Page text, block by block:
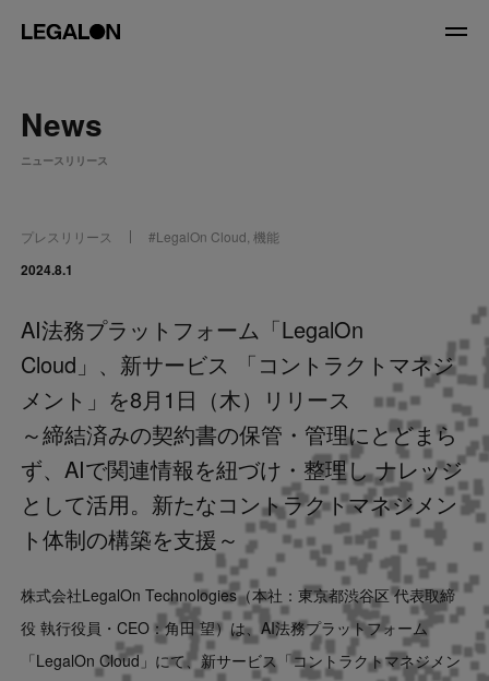
About
Service
News
Recruit
LegalOn Now
Contact
US website
News
ニュースリリース
プレスリリース #LegalOn Cloud ,機能
2024.8.1
AI法務プラットフォーム「LegalOn
Cloud」、新サービス 「コントラクトマネジ
メント」を8月1日（木）リリース
～締結済みの契約書の保管・管理にとどまら
ず、AIで関連情報を紐づけ・整理し ナレッジ
として活用。新たなコントラクトマネジメン
ト体制の構築を支援～
株式会社LegalOn Technologies（本社：東京都渋谷区 代表取締
役 執行役員・CEO：角田 望）は、AI法務プラットフォーム
「LegalOn Cloud」にて、新サービス「コントラクトマネジメン